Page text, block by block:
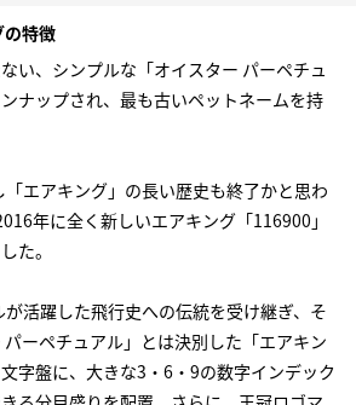
の特徴
い、シンプルな「オイスター パーペチュ
ナップされ、最も古いペットネームを持
エアキング」の長い歴史も終了かと思わ
年に全く新しいエアキング「116900」
た。
活躍した飛行史への伝統を受け継ぎ、そ
ーペチュアル」とは決別した「エアキン
字盤に、大きな3・6・9の数字インデック